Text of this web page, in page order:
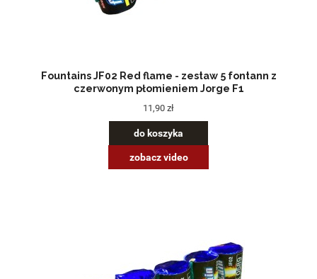
Fountains JF02 Red flame - zestaw 5 fontann z
czerwonym płomieniem Jorge F1
11,90 zł
do koszyka
zobacz video